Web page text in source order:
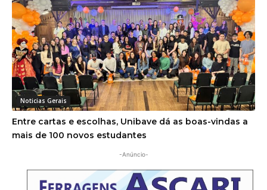
Noticias Gerais
Entre cartas e escolhas, Unibave dá as boas-vindas a
mais de 100 novos estudantes
-Anúncio-